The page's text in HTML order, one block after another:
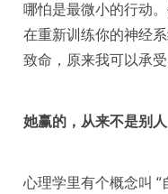
哪怕是最微小的行动
在重新训练你的神经
致命，原来我可以承
她赢的，从来不是别人
心理学里有个概念叫 “